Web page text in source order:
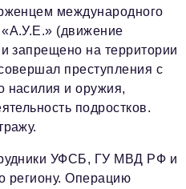
международного
(движение
запрещено на территории
преступления с
насилия и оружия,
подростков.
УФСБ, ГУ МВД РФ и
региону. Операцию